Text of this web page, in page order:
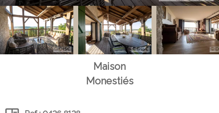
Maison
Monestiés